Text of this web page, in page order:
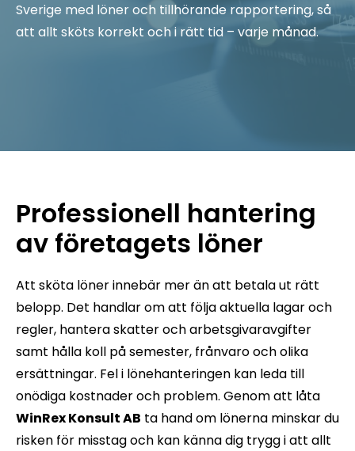
Sverige med löner och tillhörande rapportering, så
att allt sköts korrekt och i rätt tid – varje månad.
Professionell hantering
av företagets löner
Att sköta löner innebär mer än att betala ut rätt
belopp. Det handlar om att följa aktuella lagar och
regler, hantera skatter och arbetsgivaravgifter
samt hålla koll på semester, frånvaro och olika
ersättningar. Fel i lönehanteringen kan leda till
onödiga kostnader och problem. Genom att låta
WinRex Konsult AB ta hand om lönerna minskar du
risken för misstag och kan känna dig trygg i att allt